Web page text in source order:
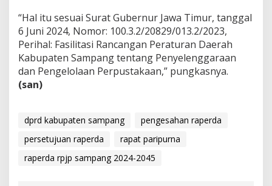
“Hal itu sesuai Surat Gubernur Jawa Timur, tanggal
6 Juni 2024, Nomor: 100.3.2/20829/013.2/2023,
Perihal: Fasilitasi Rancangan Peraturan Daerah
Kabupaten Sampang tentang Penyelenggaraan
dan Pengelolaan Perpustakaan,” pungkasnya.
(san)
dprd kabupaten sampang
pengesahan raperda
persetujuan raperda
rapat paripurna
raperda rpjp sampang 2024-2045